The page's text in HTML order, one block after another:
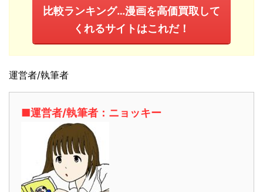
比較ランキング…漫画を高価買取して
くれるサイトはこれだ！
運営者/執筆者
■運営者/執筆者：ニョッキー